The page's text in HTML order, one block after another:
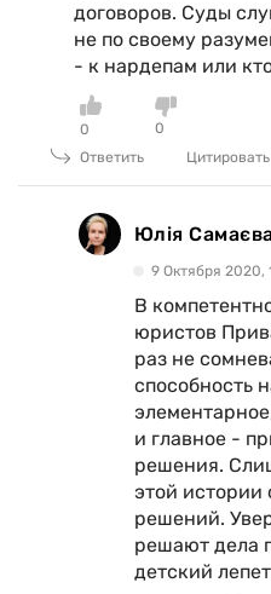
договоров. Суды
не по своему
- к нардепам или
0
0
Ответить
Цитировать
Юлія
9 Октября 2020,
В
юристов
раз не
способность
и главное -
решения.
этой истории
решений.
решают дела
детский лепет